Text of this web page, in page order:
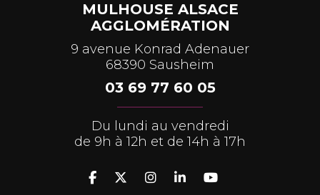
MULHOUSE ALSACE
AGGLOMÉRATION
9 avenue Konrad Adenauer
68390 Sausheim
03 69 77 60 05
Du lundi au vendredi
de 9h à 12h et de 14h à 17h